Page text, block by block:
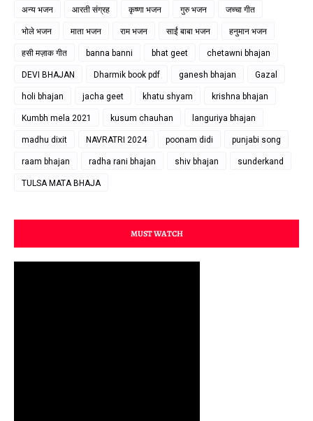
अन्य भजन आरती संग्रह कृष्णा भजन गुरु भजन जच्चा गीत
भोले भजन माता भजन राम भजन साईं बाबा भजन हनुमान भजन
हसी मज़ाक गीत banna banni bhat geet chetawni bhajan
DEVI BHAJAN Dharmik book pdf ganesh bhajan Gazal
holi bhajan jacha geet khatu shyam krishna bhajan
Kumbh mela 2021 kusum chauhan languriya bhajan
madhu dixit NAVRATRI 2024 poonam didi punjabi song
raam bhajan radha rani bhajan shiv bhajan sunderkand
TULSA MATA BHAJA
MUST WATCH